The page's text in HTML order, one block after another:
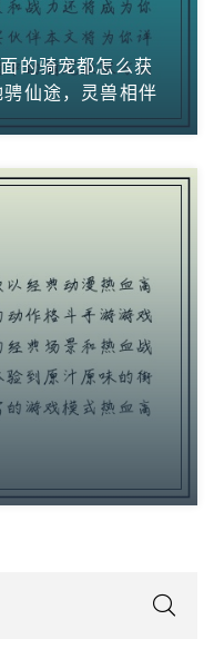
的骑宠都怎么获
仙途，灵兽相伴